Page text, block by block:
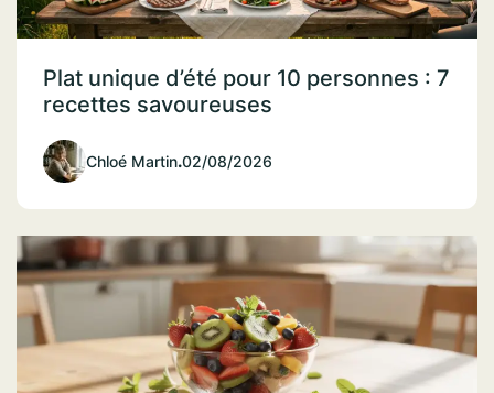
Plat unique d’été pour 10 personnes : 7
recettes savoureuses
Chloé Martin.02/08/2026